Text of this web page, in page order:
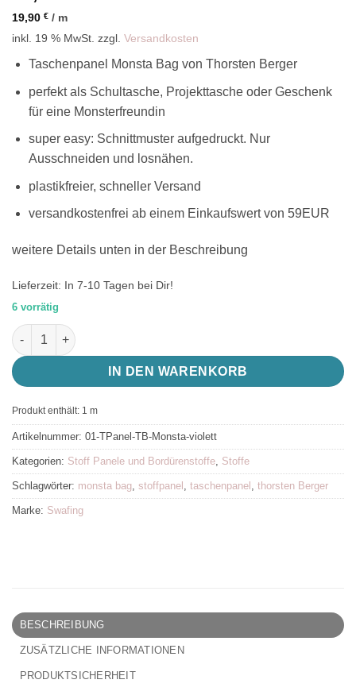
19,90 € / m
inkl. 19 % MwSt. zzgl. Versandkosten
Taschenpanel Monsta Bag von Thorsten Berger
perfekt als Schultasche, Projekttasche oder Geschenk
für eine Monsterfreundin
super easy: Schnittmuster aufgedruckt. Nur
Ausschneiden und losnähen.
plastikfreier, schneller Versand
versandkostenfrei ab einem Einkaufswert von 59EUR
weitere Details unten in der Beschreibung
Lieferzeit: In 7-10 Tagen bei Dir!
6 vorrätig
Monsta Bag Panel Violett, Monster Taschenpanel zum
IN DEN WARENKORB
Produkt enthält: 1 m
Artikelnummer: 01-TPanel-TB-Monsta-violett
Kategorien: Stoff Panele und Bordürenstoffe Stoffe
Schlagwörter: monsta bag stoffpanel taschenpanel thorsten Berger
Marke: Swafing
BESCHREIBUNG
ZUSÄTZLICHE INFORMATIONEN
PRODUKTSICHERHEIT